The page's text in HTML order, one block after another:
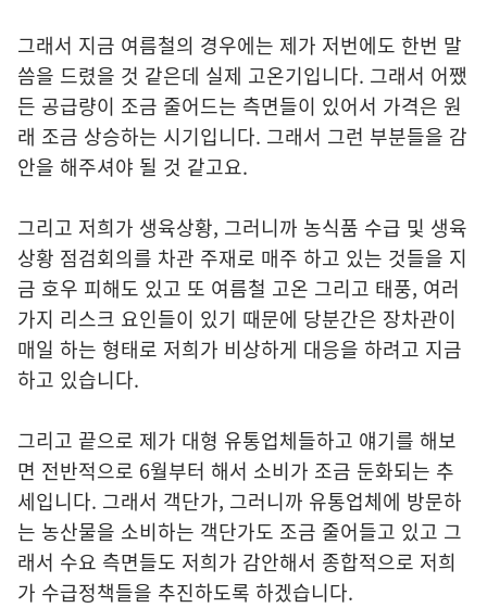
그래서 지금 여름철의 경우에는 제가 저번에도 한번 말
씀을 드렸을 것 같은데 실제 고온기입니다. 그래서 어쨌
든 공급량이 조금 줄어드는 측면들이 있어서 가격은 원
래 조금 상승하는 시기입니다. 그래서 그런 부분들을 감
안을 해주셔야 될 것 같고요.
그리고 저희가 생육상황, 그러니까 농식품 수급 및 생육
상황 점검회의를 차관 주재로 매주 하고 있는 것들을 지
금 호우 피해도 있고 또 여름철 고온 그리고 태풍, 여러
가지 리스크 요인들이 있기 때문에 당분간은 장차관이
매일 하는 형태로 저희가 비상하게 대응을 하려고 지금
하고 있습니다.
그리고 끝으로 제가 대형 유통업체들하고 얘기를 해보
면 전반적으로 6월부터 해서 소비가 조금 둔화되는 추
세입니다. 그래서 객단가, 그러니까 유통업체에 방문하
는 농산물을 소비하는 객단가도 조금 줄어들고 있고 그
래서 수요 측면들도 저희가 감안해서 종합적으로 저희
가 수급정책들을 추진하도록 하겠습니다.